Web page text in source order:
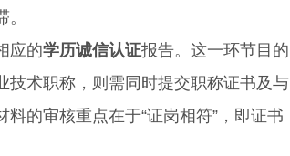
应的学历诚信认证报告。这一环节目的
技术职称，则需同时提交职称证书及与
的审核重点在于“证岗相符”，即证书